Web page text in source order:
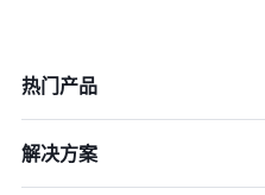
热门产品
解决方案